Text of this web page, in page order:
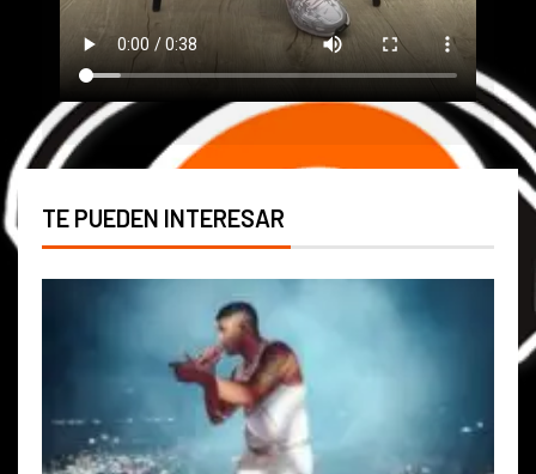
TE PUEDEN INTERESAR